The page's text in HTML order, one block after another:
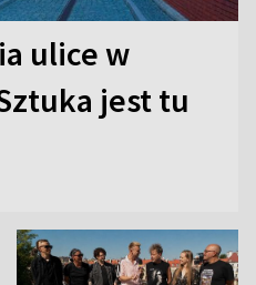
ulice w
jest tu